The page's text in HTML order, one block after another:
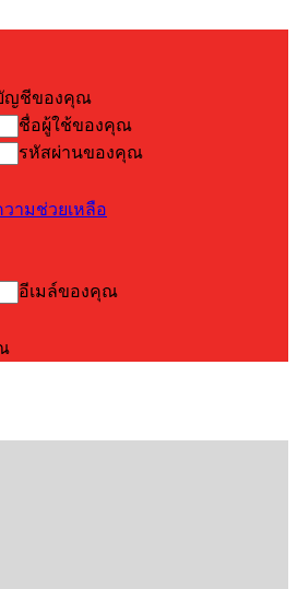
ญชีของคุณ
ชื่อผู้ใช้ของคุณ
รหัสผ่านของคุณ
ามช่วยเหลือ
อีเมล์ของคุณ